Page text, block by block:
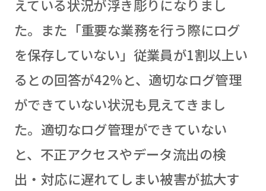
えている状況が浮き彫りになりまし
た。また「重要な業務を行う際にログ
を保存していない」従業員が1割以上い
るとの回答が42%と、適切なログ管理
ができていない状況も見えてきまし
た。適切なログ管理ができていない
と、不正アクセスやデータ流出の検
出・対応に遅れてしまい被害が拡大す